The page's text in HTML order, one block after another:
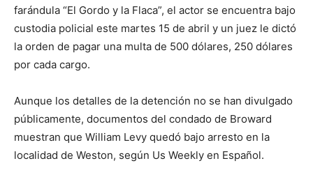
farándula “El Gordo y la Flaca”, el actor se encuentra bajo
custodia policial este martes 15 de abril y un juez le dictó
la orden de pagar una multa de 500 dólares, 250 dólares
por cada cargo.
Aunque los detalles de la detención no se han divulgado
públicamente, documentos del condado de Broward
muestran que William Levy quedó bajo arresto en la
localidad de Weston, según Us Weekly en Español.